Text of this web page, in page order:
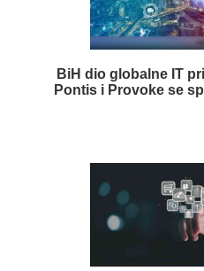
BiH dio globalne IT
Pontis i Provoke se